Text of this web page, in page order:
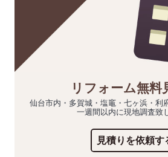
リフォーム無料
仙台市内・多賀城・塩竈・七ヶ浜・利
一週間以内に現地調査致
見積りを依頼す